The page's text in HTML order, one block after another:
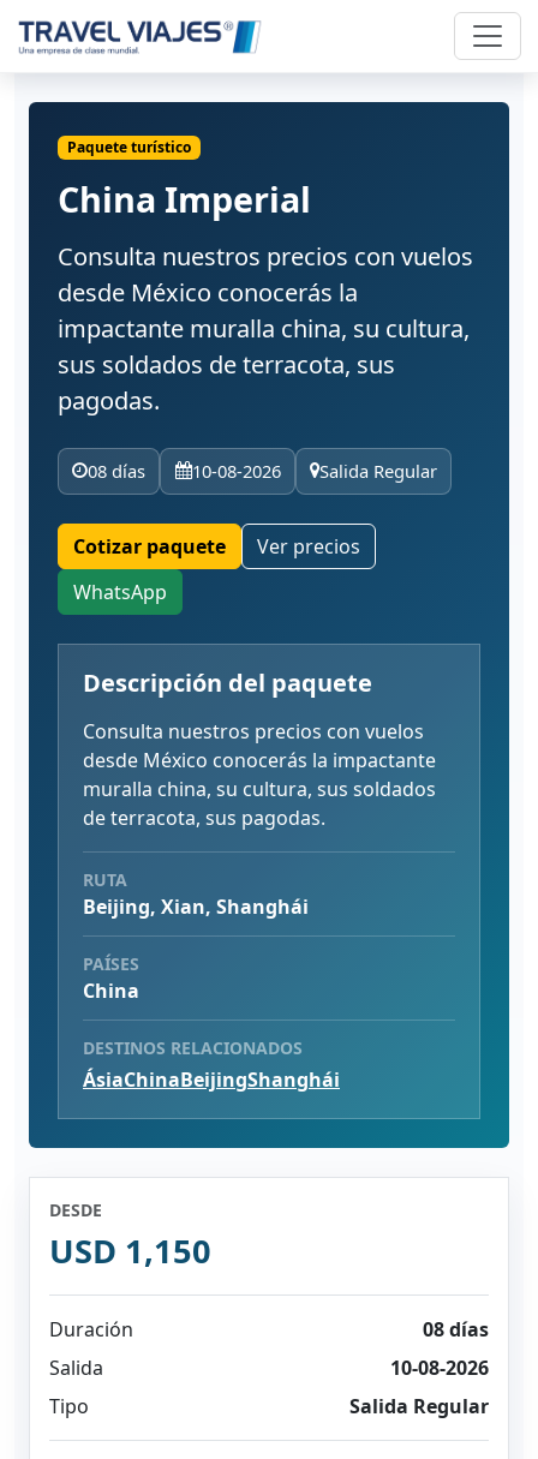
Paquete turístico
China Imperial
Consulta nuestros precios con vuelos
desde México conocerás la
impactante muralla china, su cultura,
sus soldados de terracota, sus
pagodas.
08 días 10-08-2026 Salida Regular
Cotizar paquete
Ver precios
WhatsApp
Descripción del paquete
Consulta nuestros precios con vuelos
desde México conocerás la impactante
muralla china, su cultura, sus soldados
de terracota, sus pagodas.
RUTA
Beijing, Xian, Shanghái
PAÍSES
China
DESTINOS RELACIONADOS
ÁsiaChinaBeijingShanghái
DESDE
USD 1,150
Duración
08 días
Salida
10-08-2026
Tipo
Salida Regular